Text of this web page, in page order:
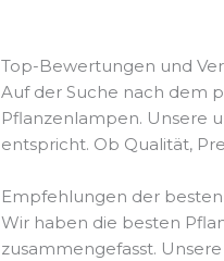
Top-Bewertungen und
Auf der Suche nach dem
Pflanzenlampen. Unsere
entspricht. Ob Qualität,
Empfehlungen der
Wir haben die besten
zusammengefasst.